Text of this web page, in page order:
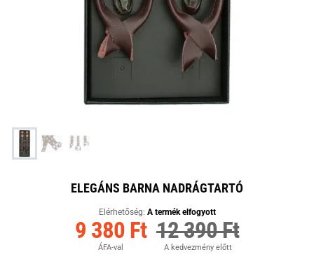
ELEGÁNS BARNA NADRÁGTARTÓ
Elérhetőség: A termék elfogyott
9 380 Ft
ÁFA-val
12 390 Ft
A kedvezmény előtt